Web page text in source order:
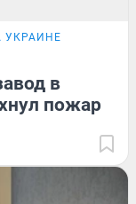
УКРАИНЕ
в
пожар